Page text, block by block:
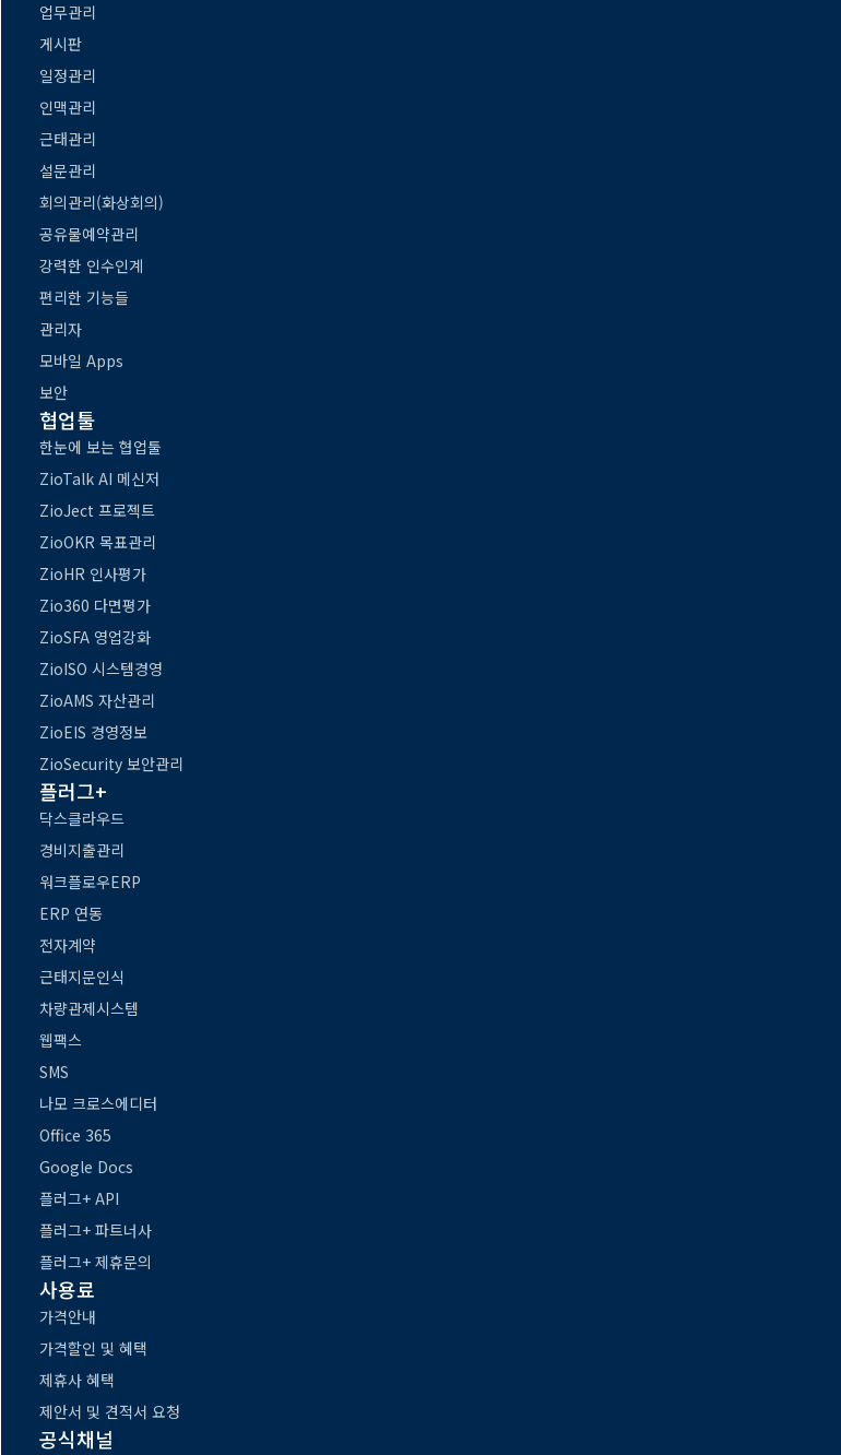
업무관리
게시판
일정관리
인맥관리
근태관리
설문관리
회의관리(화상회의)
공유물예약관리
강력한 인수인계
편리한 기능들
관리자
모바일 Apps
보안
협업툴
한눈에 보는 협업툴
ZioTalk AI 메신저
ZioJect 프로젝트
ZioOKR 목표관리
ZioHR 인사평가
Zio360 다면평가
ZioSFA 영업강화
ZioISO 시스템경영
ZioAMS 자산관리
ZioEIS 경영정보
ZioSecurity 보안관리
플러그+
닥스클라우드
경비지출관리
워크플로우ERP
ERP 연동
전자계약
근태지문인식
차량관제시스템
웹팩스
SMS
나모 크로스에디터
Office 365
Google Docs
플러그+ API
플러그+ 파트너사
플러그+ 제휴문의
사용료
가격안내
가격할인 및 혜택
제휴사 혜택
제안서 및 견적서 요청
공식채널